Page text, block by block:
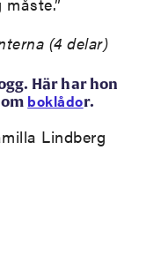
(4 delar)
Här har hon
boklådor.
Lindberg